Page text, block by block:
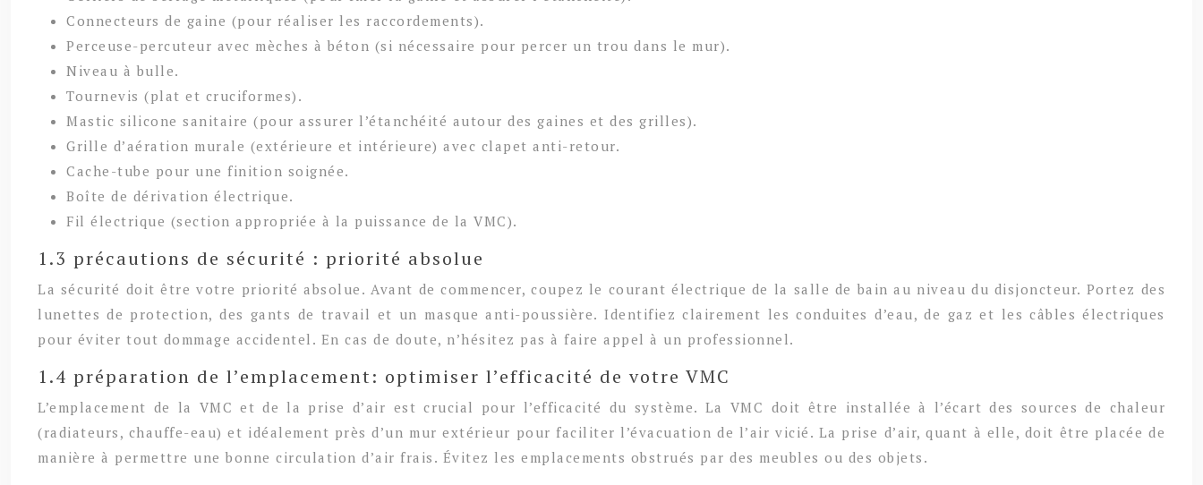
Connecteurs de gaine (pour réaliser les raccordements).
Perceuse-percuteur avec mèches à béton (si nécessaire pour percer un trou dans le mur).
Niveau à bulle.
Tournevis (plat et cruciformes).
Mastic silicone sanitaire (pour assurer l’étanchéité autour des gaines et des grilles).
Grille d’aération murale (extérieure et intérieure) avec clapet anti-retour.
Cache-tube pour une finition soignée.
Boîte de dérivation électrique.
Fil électrique (section appropriée à la puissance de la VMC).
1.3 précautions de sécurité : priorité absolue
La sécurité doit être votre priorité absolue. Avant de commencer, coupez le courant électrique de la salle de bain au niveau du disjoncteur. Portez des
lunettes de protection, des gants de travail et un masque anti-poussière. Identifiez clairement les conduites d’eau, de gaz et les câbles électriques
pour éviter tout dommage accidentel. En cas de doute, n’hésitez pas à faire appel à un professionnel.
1.4 préparation de l’emplacement: optimiser l’efficacité de votre VMC
L’emplacement de la VMC et de la prise d’air est crucial pour l’efficacité du système. La VMC doit être installée à l’écart des sources de chaleur
(radiateurs, chauffe-eau) et idéalement près d’un mur extérieur pour faciliter l’évacuation de l’air vicié. La prise d’air, quant à elle, doit être placée de
manière à permettre une bonne circulation d’air frais. Évitez les emplacements obstrués par des meubles ou des objets.